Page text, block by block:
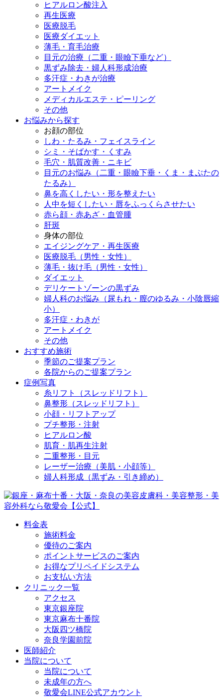
ヒアルロン酸注入
再生医療
医療脱毛
医療ダイエット
薄毛・育毛治療
目元の治療（二重・眼瞼下垂など）
黒ずみ除去・婦人科形成治療
多汗症・わきが治療
アートメイク
メディカルエステ・ピーリング
その他
お悩みから探す
お顔の部位
しわ・たるみ・フェイスライン
シミ・そばかす・くすみ
毛穴・肌質改善・ニキビ
目元のお悩み（二重・眼瞼下垂・くま・まぶたの
たるみ）
鼻を高くしたい・形を整えたい
人中を短くしたい・唇をふっくらさせたい
赤ら顔・赤あざ・血管腫
肝斑
身体の部位
エイジングケア・再生医療
医療脱毛（男性・女性）
薄毛・抜け毛（男性・女性）
ダイエット
デリケートゾーンの黒ずみ
婦人科のお悩み（尿もれ・膣のゆるみ・小陰唇縮
小）
多汗症・わきが
アートメイク
その他
おすすめ施術
季節のご提案プラン
各院からのご提案プラン
症例写真
糸リフト（スレッドリフト）
鼻整形（スレッドリフト）
小顔・リフトアップ
プチ整形・注射
ヒアルロン酸
肌育・肌再生注射
二重整形・目元
レーザー治療（美肌・小顔等）
婦人科形成（黒ずみ・引き締め）
料金表
施術料金
優待のご案内
ポイントサービスのご案内
お得なプリペイドシステム
お支払い方法
クリニック一覧
アクセス
東京銀座院
東京麻布十番院
大阪四ツ橋院
奈良学園前院
医師紹介
当院について
当院について
未成年の方へ
敬愛会LINE公式アカウント